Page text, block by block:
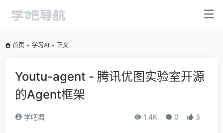
首页 • 学习AI • 正文
Youtu-agent - 腾讯优图实验室开源
的Agent框架
学吧君 1.4K 0 3